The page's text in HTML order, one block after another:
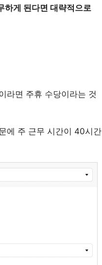
하게 된다면 대략적으로
라면 주휴 수당이라는 것
에 주 근무 시간이 40시간